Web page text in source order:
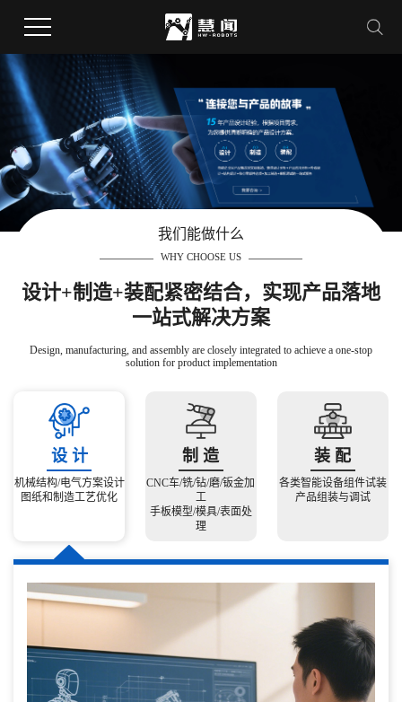
我们能做什么
WHY CHOOSE US
设计+制造+装配紧密结合，实现产品落地
一站式解决方案
Design, manufacturing, and assembly are closely integrated to achieve a one-stop
solution for product implementation
设 计
机械结构/电气方案设计
图纸和制造工艺优化
制 造
CNC车/铣/钻/磨/钣金加
工
手板模型/模具/表面处
理
装 配
各类智能设备组件试装
产品组装与调试